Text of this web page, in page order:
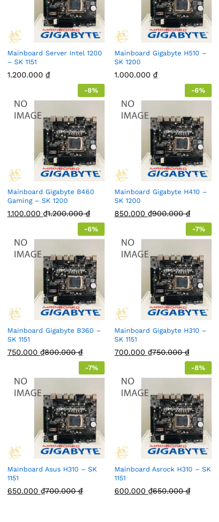
Mainboard Server Intel 1200
– SK 1151
1.200.000 ₫
Mainboard Gigabyte H510 –
SK 1200
1.000.000 ₫
-8%
Mainboard Gigabyte B460
Gaming – SK 1200
1.100.000 ₫1.200.000₫
-6%
Mainboard Gigabyte H410 –
SK 1200
850.000 ₫900.000₫
-6%
Mainboard Gigabyte B360 –
SK 1151
750.000 ₫800.000₫
-7%
Mainboard Gigabyte H310 –
SK 1151
700.000 ₫750.000₫
-7%
Mainboard Asus H310 – SK
1151
650.000 ₫700.000₫
-8%
Mainboard Asrock H310 – SK
1151
600.000 ₫650.000₫